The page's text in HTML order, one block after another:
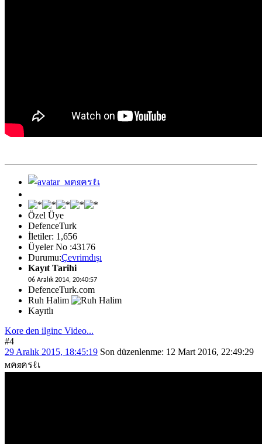
Özel Üye
DefenceTurk
İletiler: 1,656
Üyeler No :43176
Durumu:Çevrimdışı
Kayıt Tarihi
06 Aralık 2014, 20:40:57
DefenceTurk.com
Ruh Halim
Kayıtlı
Kore den ilginc Video...
#4
29 Aralık 2015, 18:45:19 Son düzenlenme: 12 Mart 2016, 22:49:29
мคяครℓเ